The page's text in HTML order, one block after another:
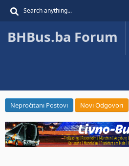
BHBus.ba Forum
Nepročitani Postovi Novi Odgovori